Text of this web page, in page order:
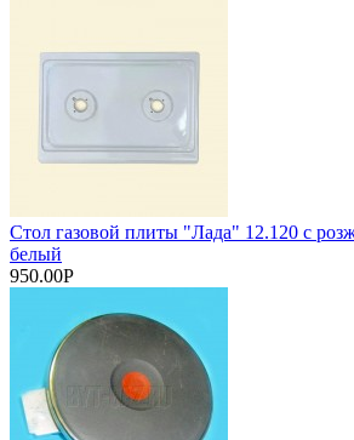
Стол газовой плиты "Лада" 12.120 с
белый
950.00Р